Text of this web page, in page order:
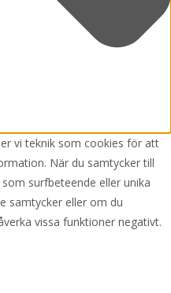
vi teknik som cookies för att
När du samtycker till
surfbeteende eller unika
samtycker eller om du
vissa funktioner negativt.